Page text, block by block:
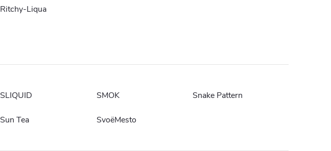
Ritchy-Liqua
SLIQUID SMOK Snake Pattern
Sun Tea SvoëMesto